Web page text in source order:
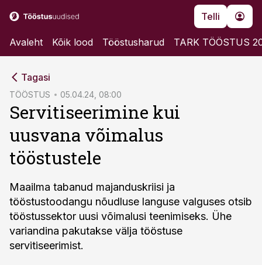
Telli
Avaleht Kõik lood Tööstusharud TARK TÖÖSTUS
Tagasi
TÖÖSTUS 05.04.24, 08:00
Servitiseerimine kui
uusvana võimalus
tööstustele
Maailma tabanud majanduskriisi ja
tööstustoodangu nõudluse languse valguses otsib
tööstussektor uusi võimalusi teenimiseks. Ühe
variandina pakutakse välja tööstuse
servitiseerimist.